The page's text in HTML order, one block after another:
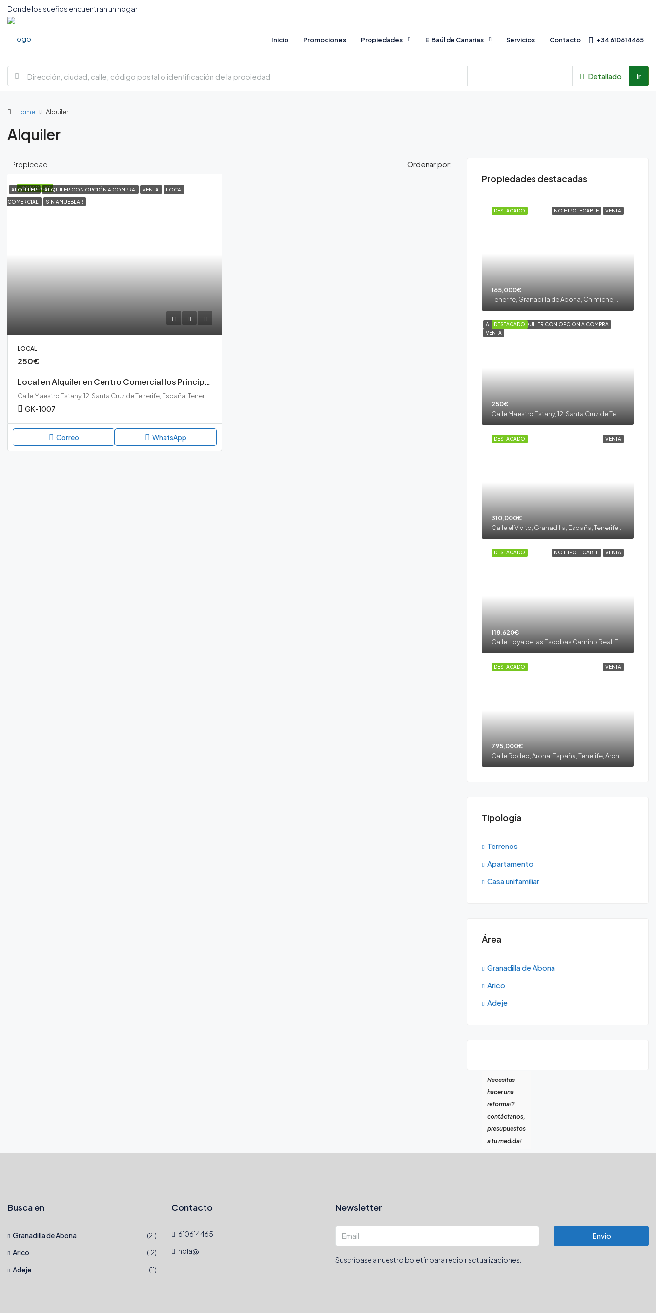
Donde los sueños encuentran un hogar
Inicio Promociones Propiedades El Baúl de Canarias Servicios Contacto +34 610614465
Detallado Ir
Home Alquiler
Alquiler
1 Propiedad Ordenar por:
DESTACADO
ALQUILER ALQUILER CON OPCIÓN A COMPRA VENTA LOCAL
COMERCIAL SIN AMUEBLAR
LOCAL
250€
Local en Alquiler en Centro Comercial los Príncipes, La Laguna.
Calle Maestro Estany, 12, Santa Cruz de Tenerife, España, Tenerife, La Laguna, Taco, La Laguna, Tenerife Norte
GK-1007
Correo WhatsApp
Propiedades destacadas
NO HIPOTECABLE VENTA
DESTACADO
165,000€
Tenerife, Granadilla de Abona, Chimiche, Granadilla de Abona, Tenerife sur
ALQUILER
ALQUILER CON OPCIÓN A COMPRA
VENTA
DESTACADO
250€
Calle Maestro Estany, 12, Santa Cruz de Tenerife, España, Tenerife, La Laguna, Taco, La Laguna, Tenerife Norte
VENTA
DESTACADO
310,000€
Calle el Vivito, Granadilla, España, Tenerife, Granadilla de Abona, El Desierto, Granadilla de Abona, Tenerife sur
NO HIPOTECABLE VENTA
DESTACADO
118,620€
Calle Hoya de las Escobas Camino Real, El Rio, España, Tenerife, Arico, El Río, Tenerife sur
VENTA
DESTACADO
795,000€
Tipología
Terrenos
Apartamento
Casa unifamiliar
Área
Granadilla de Abona
Arico
Adeje
Necesitas
hacer una
reforma!?
contáctanos,
presupuestos
a tu medida!
Busca en
Granadilla de Abona
(21)
Arico
(12)
Adeje
(11)
Contacto
610614465
hola@
Newsletter
Envio
Suscríbase a nuestro boletín para recibir actualizaciones.